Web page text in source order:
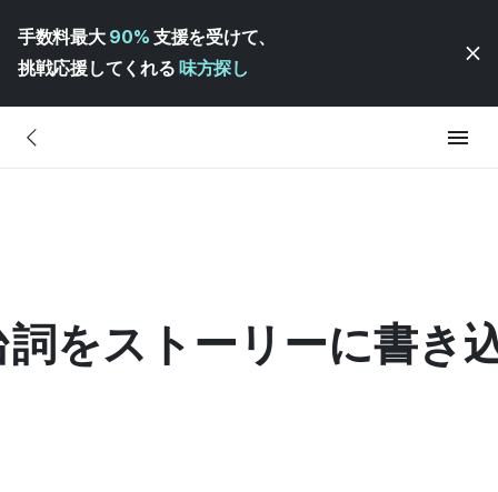
手数料最大 90% 支援を受けて、
挑戦応援してくれる 味方探し
をストーリーに書き